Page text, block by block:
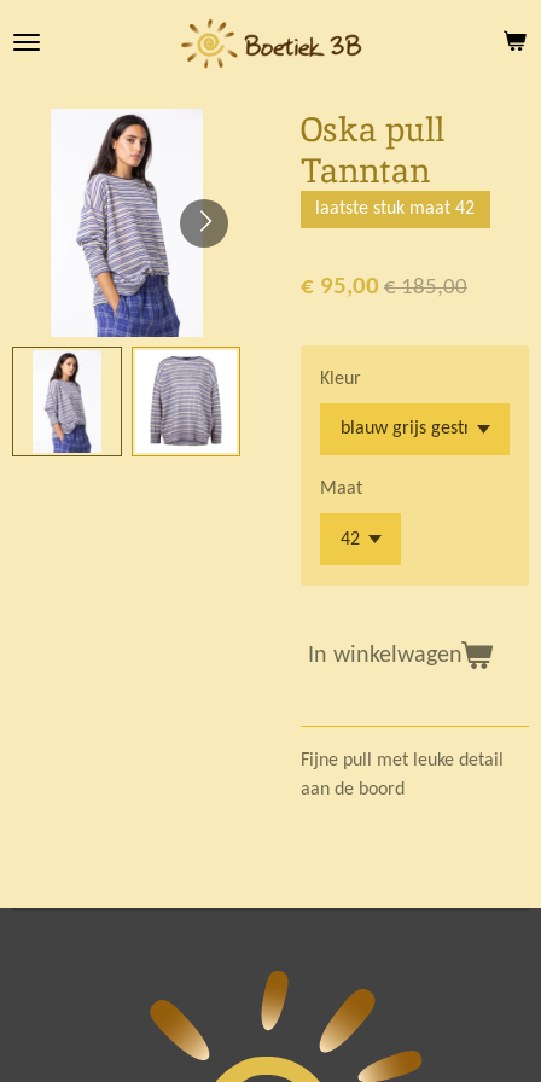
direct
hoofdinhoud
Oska pull
Tanntan
laatste stuk maat 42
€ 95,00 € 185,00
Kleur
Maat
In winkelwagen
Fijne pull met leuke detail
aan de boord